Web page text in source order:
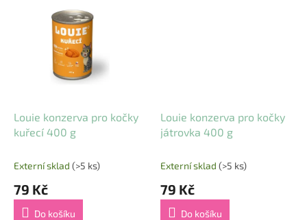
připravená receptura...
Louie konzerva pro kočky
kuřecí 400 g
Externí sklad (>5 ks)
79 Kč
Do košíku
Louie konzerva pro kočky
játrovka 400 g
Externí sklad (>5 ks)
79 Kč
Do košíku